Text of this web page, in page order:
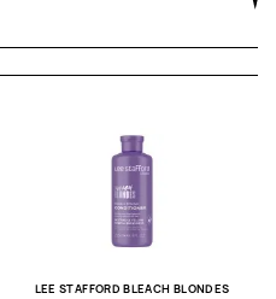
LEE STAFFORD BLEACH BLONDES